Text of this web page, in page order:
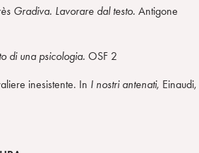
Gradiva. Lavorare dal testo. Antigone
di una psicologia. OSF 2
inesistente. In I nostri antenati, Einaudi,